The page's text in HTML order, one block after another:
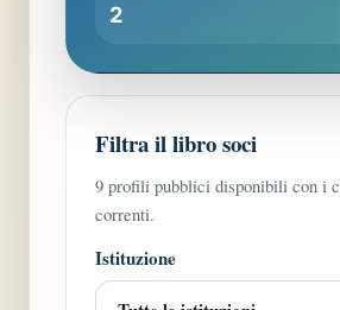
2
Filtra il libro soci
9 profili pubblici disponibili con i
correnti.
Istituzione